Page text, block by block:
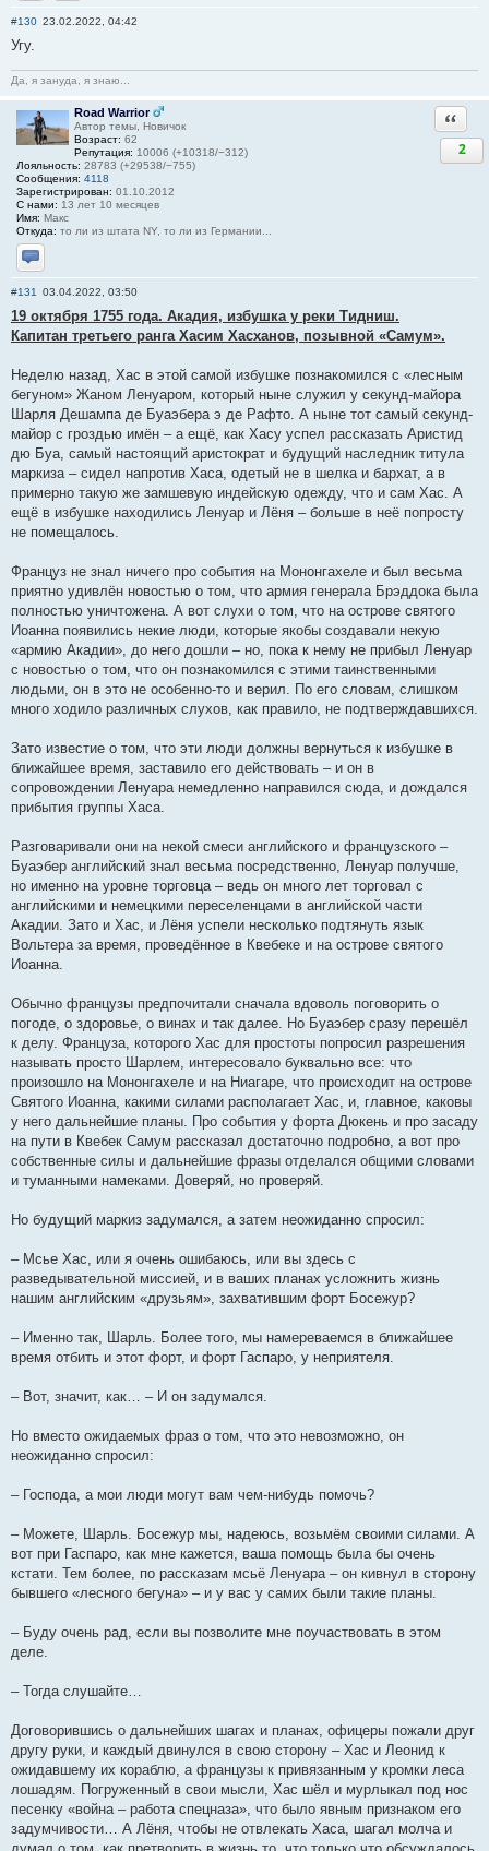
#130 23.02.2022, 04:42
Угу.
Да, я зануда, я знаю...
Road Warrior
Автор темы, Новичок
Возраст: 62
Репутация: 10006 (+10318/−312)
Лояльность: 28783 (+29538/−755)
Сообщения: 4118
Зарегистрирован: 01.10.2012
С нами: 13 лет 10 месяцев
Имя: Макс
Откуда: то ли из штата NY, то ли из Германии...
Отправить личное сообщение
2
#131 03.04.2022, 03:50
19 октября 1755 года. Акадия, избушка у реки Тидниш.
Капитан третьего ранга Хасим Хасханов, позывной «Самум».
Неделю назад, Хас в этой самой избушке познакомился с «лесным
бегуном» Жаном Ленуаром, который ныне служил у секунд-майора
Шарля Дешампа де Буаэбера э де Рафто. А ныне тот самый секунд-
майор с гроздью имён – а ещё, как Хасу успел рассказать Аристид
дю Буа, самый настоящий аристократ и будущий наследник титула
маркиза – сидел напротив Хаса, одетый не в шелка и бархат, а в
примерно такую же замшевую индейскую одежду, что и сам Хас. А
ещё в избушке находились Ленуар и Лёня – больше в неё попросту
не помещалось.
Француз не знал ничего про события на Мононгахеле и был весьма
приятно удивлён новостью о том, что армия генерала Брэддока была
полностью уничтожена. А вот слухи о том, что на острове святого
Иоанна появились некие люди, которые якобы создавали некую
«армию Акадии», до него дошли – но, пока к нему не прибыл Ленуар
с новостью о том, что он познакомился с этими таинственными
людьми, он в это не особенно-то и верил. По его словам, слишком
много ходило различных слухов, как правило, не подтверждавшихся.
Зато известие о том, что эти люди должны вернуться к избушке в
ближайшее время, заставило его действовать – и он в
сопровождении Ленуара немедленно направился сюда, и дождался
прибытия группы Хаса.
Разговаривали они на некой смеси английского и французского –
Буаэбер английский знал весьма посредственно, Ленуар получше,
но именно на уровне торговца – ведь он много лет торговал с
английскими и немецкими переселенцами в английской части
Акадии. Зато и Хас, и Лёня успели несколько подтянуть язык
Вольтера за время, проведённое в Квебеке и на острове святого
Иоанна.
Обычно французы предпочитали сначала вдоволь поговорить о
погоде, о здоровье, о винах и так далее. Но Буаэбер сразу перешёл
к делу. Француза, которого Хас для простоты попросил разрешения
называть просто Шарлем, интересовало буквально все: что
произошло на Мононгахеле и на Ниагаре, что происходит на острове
Святого Иоанна, какими силами располагает Хас, и, главное, каковы
у него дальнейшие планы. Про события у форта Дюкень и про засаду
на пути в Квебек Самум рассказал достаточно подробно, а вот про
собственные силы и дальнейшие фразы отделался общими словами
и туманными намеками. Доверяй, но проверяй.
Но будущий маркиз задумался, а затем неожиданно спросил:
– Мсье Хас, или я очень ошибаюсь, или вы здесь с
разведывательной миссией, и в ваших планах усложнить жизнь
нашим английским «друзьям», захватившим форт Босежур?
– Именно так, Шарль. Более того, мы намереваемся в ближайшее
время отбить и этот форт, и форт Гаспаро, у неприятеля.
– Вот, значит, как… – И он задумался.
Но вместо ожидаемых фраз о том, что это невозможно, он
неожиданно спросил:
– Господа, а мои люди могут вам чем-нибудь помочь?
– Можете, Шарль. Босежур мы, надеюсь, возьмём своими силами. А
вот при Гаспаро, как мне кажется, ваша помощь была бы очень
кстати. Тем более, по рассказам мсьё Ленуара – он кивнул в сторону
бывшего «лесного бегуна» – и у вас у самих были такие планы.
– Буду очень рад, если вы позволите мне поучаствовать в этом
деле.
– Тогда слушайте…
Договорившись о дальнейших шагах и планах, офицеры пожали друг
другу руки, и каждый двинулся в свою сторону – Хас и Леонид к
ожидавшему их кораблю, а французы к привязанным у кромки леса
лошадям. Погруженный в свои мысли, Хас шёл и мурлыкал под нос
песенку «война – работа спецназа», что было явным признаком его
задумчивости… А Лёня, чтобы не отвлекать Хаса, шагал молча и